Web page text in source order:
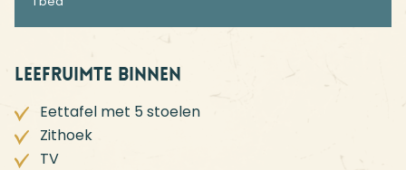
Leefruimte binnen
Eettafel met 5 stoelen
Zithoek
TV